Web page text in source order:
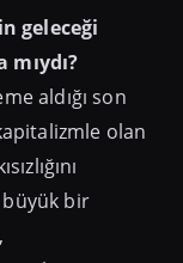
geleceği
aldığı son
olan
büyük bir